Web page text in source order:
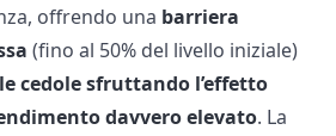
offrendo una barriera
(fino al 50% del livello iniziale)
cedole sfruttando l’effetto
davvero elevato. La